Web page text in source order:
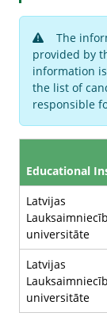
The
provided by
information
the list of
responsible
Educational
Latvijas
universitāte
Latvijas
universitāte